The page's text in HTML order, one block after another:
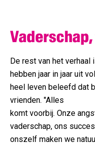
De rest van het
hebben jaar in jaar uit
heel leven beleefd dat
vrienden. "Alles
komt voorbij. Onze
vaderschap, ons
onszelf maken we